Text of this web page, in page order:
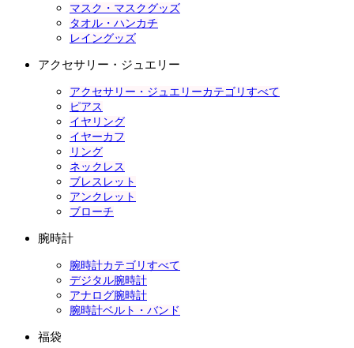
マスク・マスクグッズ
タオル・ハンカチ
レイングッズ
アクセサリー・ジュエリー
アクセサリー・ジュエリーカテゴリすべて
ピアス
イヤリング
イヤーカフ
リング
ネックレス
ブレスレット
アンクレット
ブローチ
腕時計
腕時計カテゴリすべて
デジタル腕時計
アナログ腕時計
腕時計ベルト・バンド
福袋